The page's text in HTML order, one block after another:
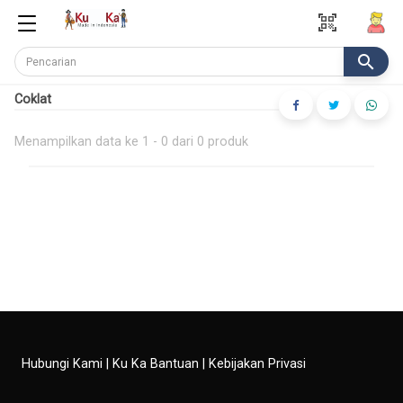
qr_code_scanner
search
Coklat
Menampilkan data ke 1 - 0 dari 0 produk
Hubungi Kami Ku Ka Bantuan Kebijakan Privasi